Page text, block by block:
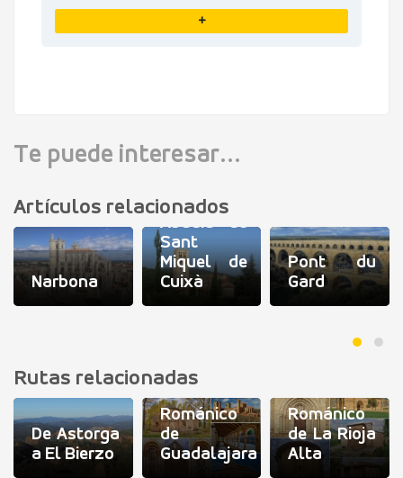
+
Te puede interesar...
Artículos relacionados
Narbona
Abadia de
Sant
Miquel de
Cuixà
Pont du
Gard
Rutas relacionadas
De Astorga
a El Bierzo
Románico
de
Guadalajara
Románico
de La Rioja
Alta